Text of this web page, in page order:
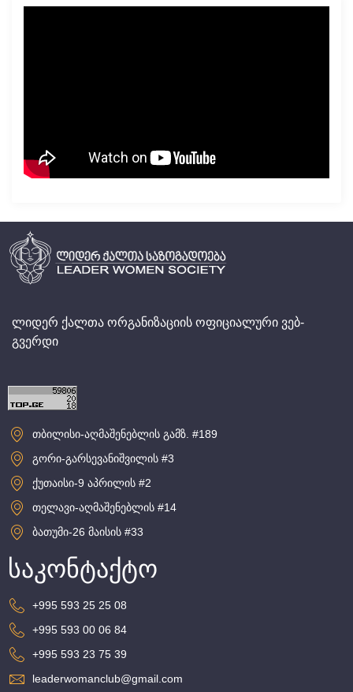
ლიდერ ქალთა ორგანიზაციის ოფიციალური ვებ-
გვერდი
თბილისი-აღმაშენებლის გამზ. #189
გორი-გარსევანიშვილის #3
ქუთაისი-9 აპრილის #2
თელავი-აღმაშენებლის #14
ბათუმი-26 მაისის #33
საკონტაქტო
+995 593 25 25 08
+995 593 00 06 84
+995 593 23 75 39
leaderwomanclub@gmail.com